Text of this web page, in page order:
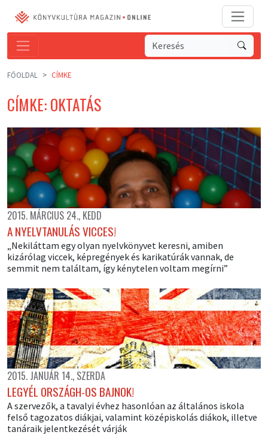
FŐOLDAL CÍMKE
CÍMKE: OKTATÁS
2015. MÁRCIUS 24., KEDD
A NYELVTANULÁS VICCES!
„Nekiláttam egy olyan nyelvkönyvet keresni, amiben
kizárólag viccek, képregények és karikatúrák vannak, de
semmit nem találtam, így kénytelen voltam megírni”
2015. JANUÁR 14., SZERDA
LEGYÉL ORSZÁGH-OS BAJNOK!
A szervezők, a tavalyi évhez hasonlóan az általános iskola
felső tagozatos diákjai, valamint középiskolás diákok, illetve
tanáraik jelentkezését várják